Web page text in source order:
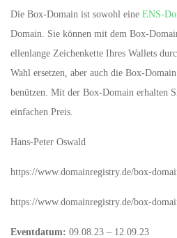
Die Box-Domain ist sowohl eine ENS-
Domain. Sie können mit dem Box-
ellenlange Zeichenkette Ihres Wallets
Wahl ersetzen, aber auch die Box-
benützen. Mit der Box-Domain erhalten
einfachen Preis.
Hans-Peter Oswald
https://www.domainregistry.de/box-
https://www.domainregistry.de/box-
Eventdatum: 09.08.23 – 12.09.23